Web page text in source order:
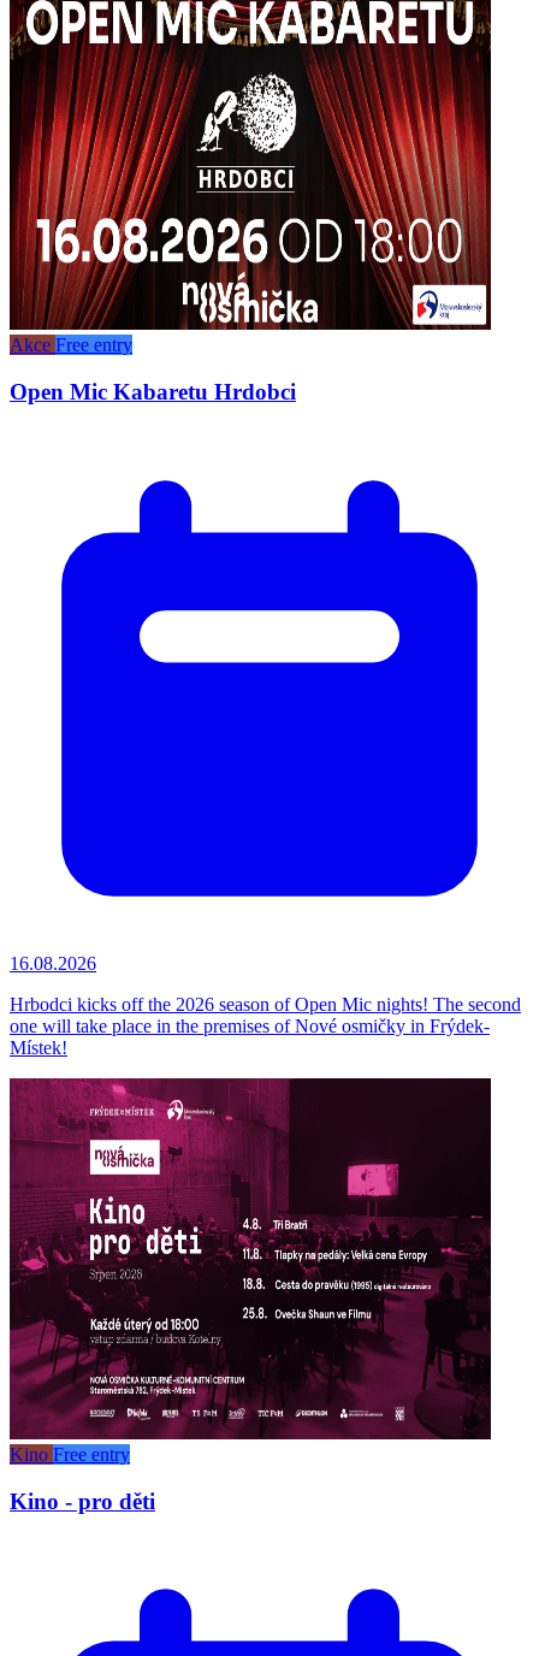
Akce Free entry
Open Mic Kabaretu Hrdobci
16.08.2026
Hrbodci kicks off the 2026 season of Open Mic nights! The second
one will take place in the premises of Nové osmičky in Frýdek-
Místek!
Kino Free entry
Kino - pro děti